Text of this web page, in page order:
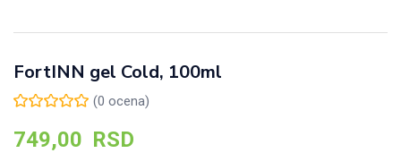
FortINN gel Cold, 100ml
(0 ocena)
749,00 RSD